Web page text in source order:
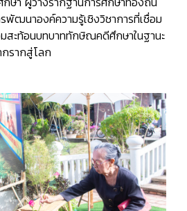
ฒนาองค์ความรู้เชิงวิชาการที่เชื่อม
สะท้อนบทบาททักษิณคดีศึกษาในฐานะ
รากสู่โลก